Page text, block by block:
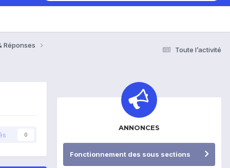
Toute l’activité
Réponses
0
ANNONCES
Fonctionnement des sous sections